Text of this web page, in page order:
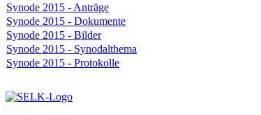
Synode 2015 - Anträge
Synode 2015 - Dokumente
Synode 2015 - Bilder
Synode 2015 - Synodalthema
Synode 2015 - Protokolle